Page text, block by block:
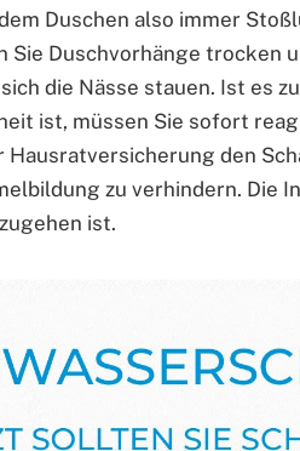
Duschen also immer
Sie Duschvorhänge trocken
die Nässe stauen. Ist es
ist, müssen Sie sofort
Hausratversicherung den
zu verhindern. Die
ist.